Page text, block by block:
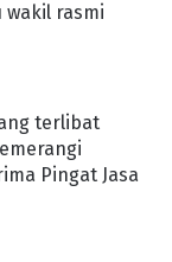
wakil rasmi
terlibat
Pingat Jasa